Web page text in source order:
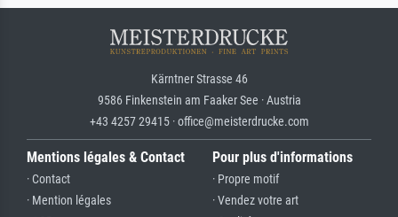
Kärntner Strasse 46
9586 Finkenstein am Faaker See · Austria
+43 4257 29415 · office@meisterdrucke.com
Mentions légales & Contact
· Contact
· Mention légales
Pour plus d'informations
· Propre motif
· Vendez votre art